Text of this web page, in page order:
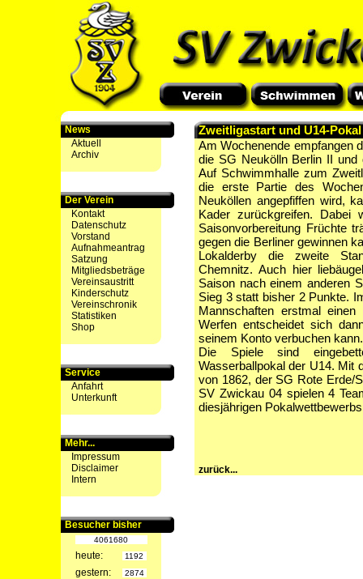
News
Aktuell
Archiv
Der Verein
Kontakt
Datenschutz
Vorstand
Aufnahmeantrag
Satzung
Mitgliedsbeträge
Vereinsaustritt
Kinderschutz
Vereinschronik
Statistiken
Shop
Service
Anfahrt
Unterkunft
Mehr...
Impressum
Disclaimer
Intern
Besucher bisher
4061680
heute: 1192
gestern: 2874
Zweitligastart und U14-
Am Wochenende empfangen
die SG Neukölln Berlin II
Auf Schwimmhalle zum
die erste Partie des
Neuköllen angepfiffen wird,
Kader zurückgreifen.
Saisonvorbereitung Früchte
gegen die Berliner gewinnen
Lokalderby die zweite
Chemnitz. Auch hier
Saison nach einem anderen
Sieg 3 statt bisher 2 Punkte.
Mannschaften erstmal
Werfen entscheidet sich
seinem Konto verbuchen kann.
Die Spiele sind
Wasserballpokal der U14. Mit
von 1862, der SG Rote Erde/
SV Zwickau 04 spielen 4
diesjährigen
zurück...